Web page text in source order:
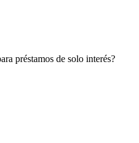
préstamos de solo interés?